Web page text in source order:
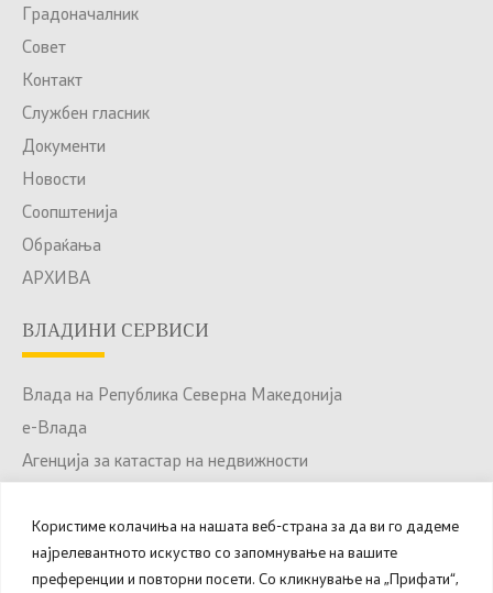
Користиме колачиња на нашата веб-страна за да ви го дадеме
најрелевантното искуство со запомнување на вашите
преференции и повторни посети. Со кликнување на „Прифати“,
Градоначалник
Совет
Контакт
Службен гласник
Документи
Новости
Соопштенија
Обраќања
АРХИВА
ВЛАДИНИ СЕРВИСИ
Влада на Република Северна Македонија
е-Влада
Агенција за катастар на недвижности
Портал за отворени податоци
Национален Портал за е-Услуги